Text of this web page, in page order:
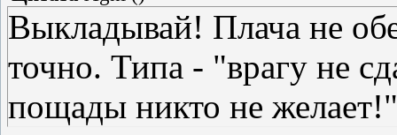
Выкладывай! Плача не
точно. Типа - "врагу не
пощады никто не